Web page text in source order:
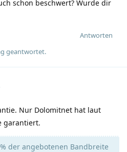
schon beschwert? Wurde dir
Antworten
geantwortet.
Nur Dolomitnet hat laut
garantiert.
der angebotenen Bandbreite